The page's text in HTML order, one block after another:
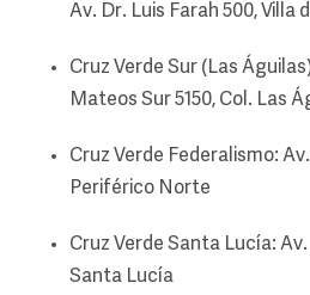
Av. Dr. Luis Farah 500, Villa
Cruz Verde Sur (Las
Mateos Sur 5150, Col. Las
Cruz Verde Federalismo:
Periférico Norte
Cruz Verde Santa Lucía:
Santa Lucía